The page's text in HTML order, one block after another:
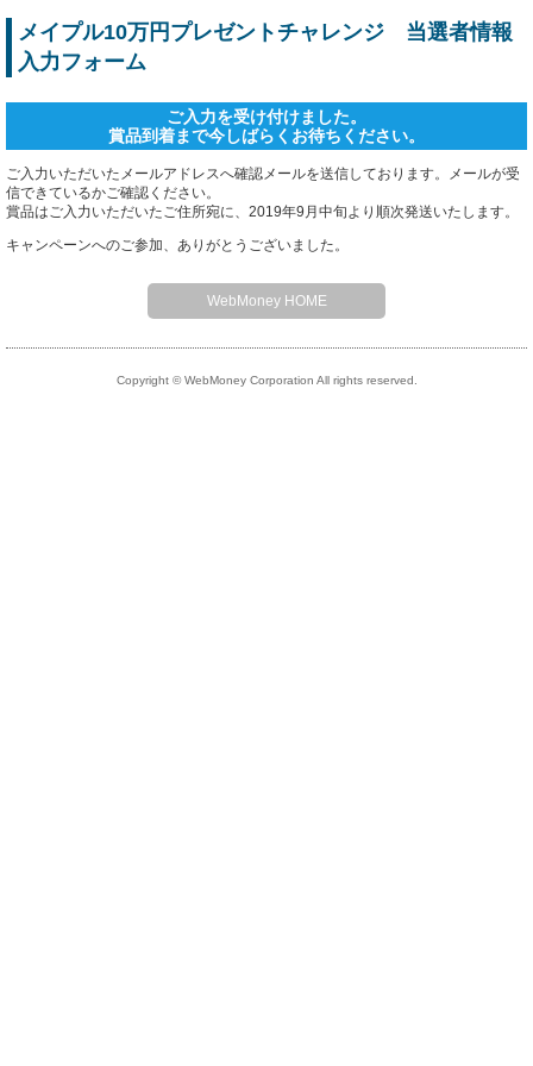
メイプル10万円プレゼントチャレンジ 当選者情報
入力フォーム
ご入力を受け付けました。
賞品到着まで今しばらくお待ちください。
ご入力いただいたメールアドレスへ確認メールを送信しております。メールが受
信できているかご確認ください。
賞品はご入力いただいたご住所宛に、2019年9月中旬より順次発送いたします。
キャンペーンへのご参加、ありがとうございました。
WebMoney HOME
Copyright © WebMoney Corporation All rights reserved.